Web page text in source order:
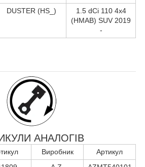
DUSTER (HS_)
1.5 dCi 110 4x4
(HMAB) SUV 2019
-
АНАЛОГІВ
Виробник
Артикул